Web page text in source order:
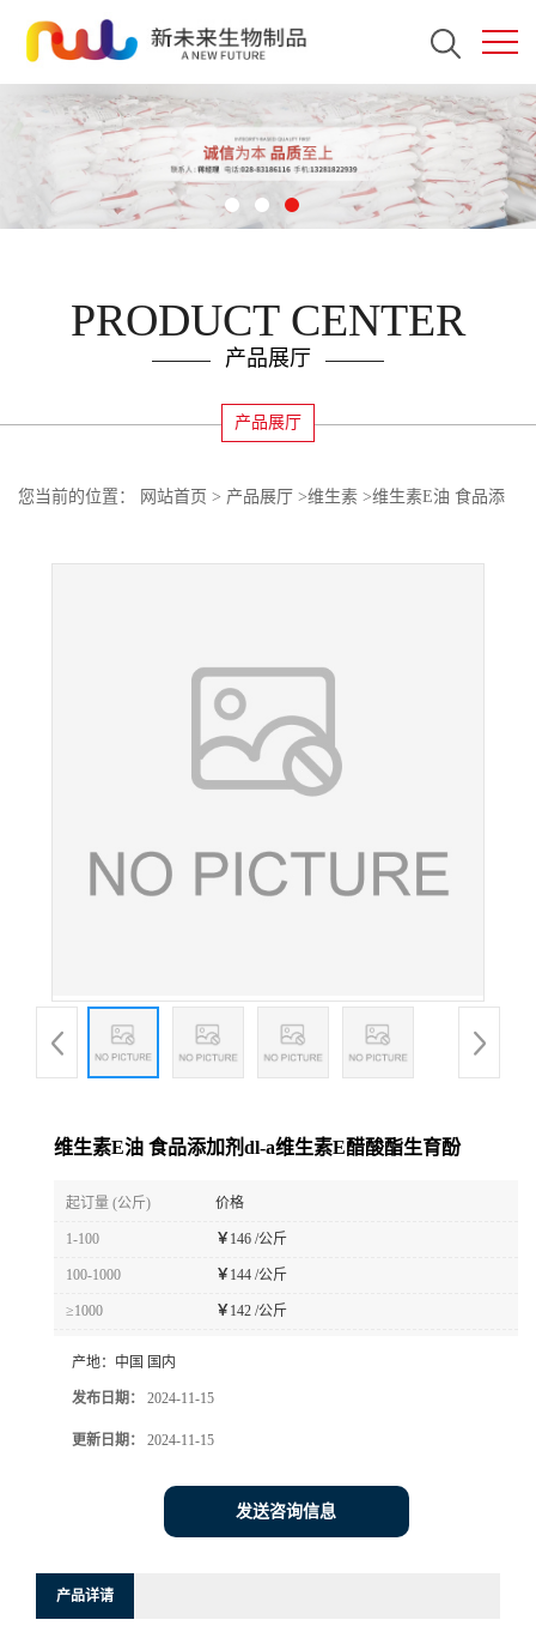
PRODUCT CENTER
产品展厅
产品展厅
您当前的位置： 网站首页 > 产品展厅 >维生素 >维生素E油 食品添
维生素E油 食品添加剂dl-a维生素E醋酸酯生育酚
起订量 (公斤) 价格
1-100 ￥ 146 /公斤
100-1000 ￥ 144 /公斤
≥1000 ￥ 142 /公斤
产地： 中国 国内
发布日期： 2024-11-15
更新日期： 2024-11-15
发送咨询信息
产品详请